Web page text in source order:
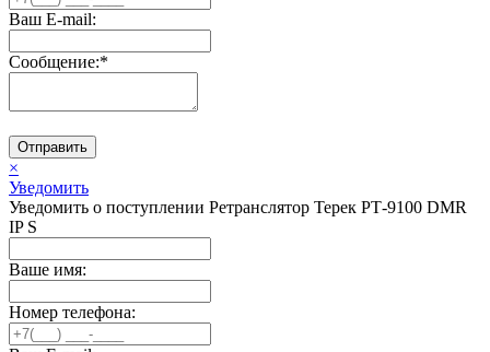
Ваш E-mail:
Сообщение:*
Отправить
×
Уведомить
Уведомить о поступлении Ретранслятор Терек РТ-9100 DMR
IP S
Ваше имя:
Номер телефона: